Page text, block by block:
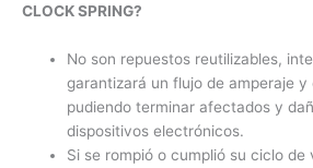
CLOCK SPRING?
No son repuestos reutilizables,
garantizará un flujo de amperaje
pudiendo terminar afectados y
dispositivos electrónicos.
Si se rompió o cumplió su ciclo de